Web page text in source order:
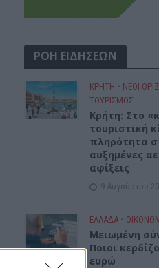
ΡΟΗ ΕΙΔΗΣΕΩΝ
ΚΡΗΤΗ • ΝΕΟΙ
ΤΟΥΡΙΣΜΟΣ
Κρήτη: Στο
τουριστική
πληρότητα
αυξημένες
αφίξεις
9 Αυγούστου
ΕΛΛΑΔΑ •
Μειωμένη
Ποιοι
ευρώ